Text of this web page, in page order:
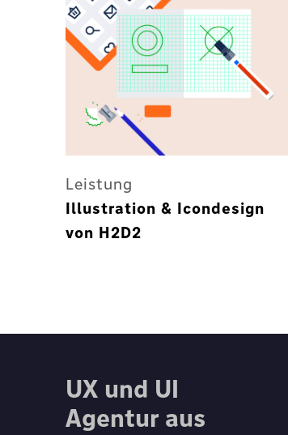
Leistung
Illustration & Icondesign
von H2D2
UX und UI
Agentur aus